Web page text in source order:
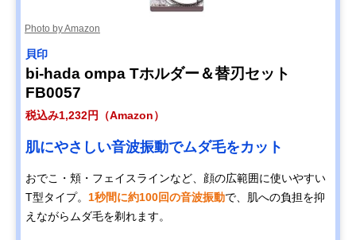
Photo by Amazon
貝印
bi-hada ompa Tホルダー＆替刃セット
FB0057
税込み1,232円（Amazon）
肌にやさしい音波振動でムダ毛をカット
おでこ・頬・フェイスラインなど、顔の広範囲に使いやすい
T型タイプ。 1秒間に約100回の音波振動で、肌への負担を抑
えながらムダ毛を剃れます。